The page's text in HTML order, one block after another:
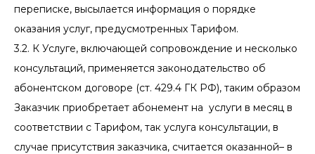
переписке, высылается информация о порядке
оказания услуг, предусмотренных Тарифом.
3.2. К Услуге, включающей сопровождение и несколько
консультаций, применяется законодательство об
абонентском договоре (ст. 429.4 ГК РФ), таким образом
Заказчик приобретает абонемент на услуги в месяц в
соответствии с Тарифом, так услуга консультации, в
случае присутствия заказчика, считается оказанной– в